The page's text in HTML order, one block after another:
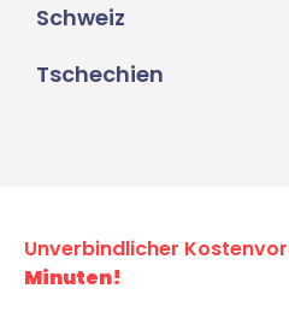
Schweiz
Tschechien
Unverbindlicher
Minuten!